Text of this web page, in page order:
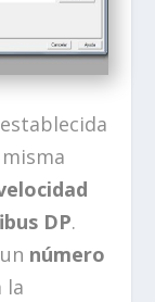
DP.
número
la